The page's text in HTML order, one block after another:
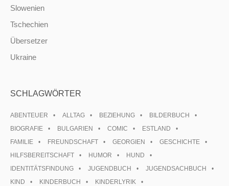
Slowenien
Tschechien
Übersetzer
Ukraine
SCHLAGWÖRTER
ABENTEUER ALLTAG BEZIEHUNG
BILDERBUCH
BIOGRAFIE
BULGARIEN COMIC
ESTLAND
FAMILIE
FREUNDSCHAFT GEORGIEN
GESCHICHTE
HILFSBEREITSCHAFT
HUMOR
HUND
IDENTITÄTSFINDUNG
JUGENDBUCH
JUGENDSACHBUCH
KIND
KINDERBUCH
KINDERLYRIK